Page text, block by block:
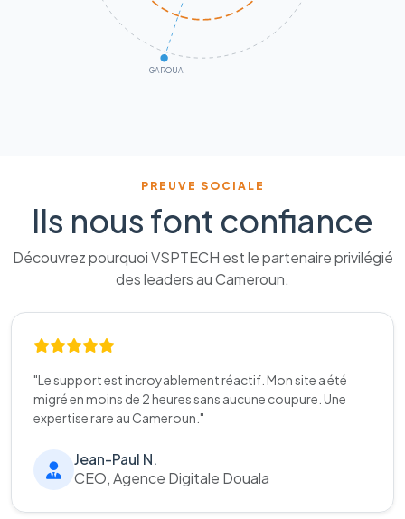
GAROUA
PREUVE SOCIALE
Ils nous font confiance
Découvrez pourquoi VSPTECH est le partenaire privilégié
des leaders au Cameroun.
"Le support est incroyablement réactif. Mon site a été
migré en moins de 2 heures sans aucune coupure. Une
expertise rare au Cameroun."
Jean-Paul N.
CEO, Agence Digitale Douala